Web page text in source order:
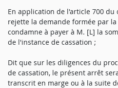
En application de l'article 700 du
rejette la demande formée par
condamne à payer à M. [L] la
de l'instance de cassation ;
Dit que sur les diligences du
de cassation, le présent arrêt
transcrit en marge ou à la suite